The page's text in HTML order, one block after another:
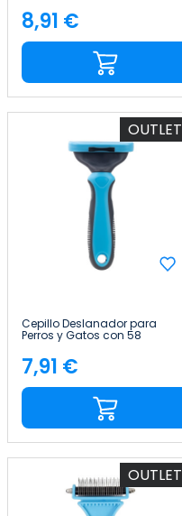
Precio
8,91 €
OUTLET
Cepillo Deslanador para
Perros y Gatos con 58
Dientes Redondeados y
Botón de Liberación
Glückpet
Precio
7,91 €
OUTLET